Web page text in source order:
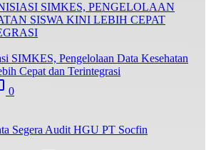
SIMKES, Pengelolaan Data Kesehatan
Cepat dan Terintegrasi
0
Segera Audit HGU PT Socfin